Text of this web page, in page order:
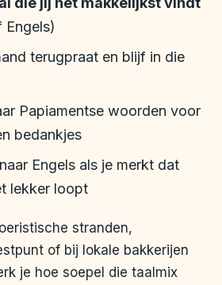
Engels)
terugpraat en blijf in die
Papiamentse woorden voor
bedankjes
Engels als je merkt dat
lekker loopt
stranden,
of bij lokale bakkerijen
je hoe soepel die taalmix